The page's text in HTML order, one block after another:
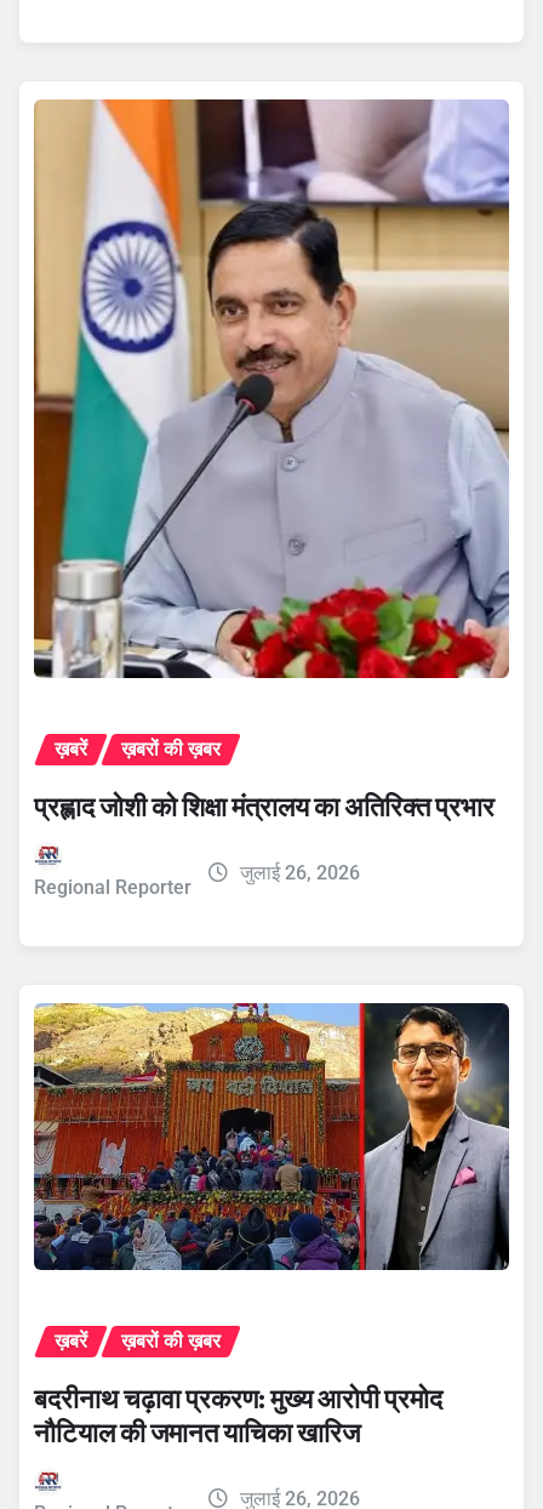
ख़बरें ख़बरों की ख़बर
प्रह्लाद जोशी को शिक्षा मंत्रालय का अतिरिक्त प्रभार
Regional Reporter
जुलाई 26, 2026
ख़बरें ख़बरों की ख़बर
बदरीनाथ चढ़ावा प्रकरण: मुख्य आरोपी प्रमोद
नौटियाल की जमानत याचिका खारिज
जुलाई 26, 2026